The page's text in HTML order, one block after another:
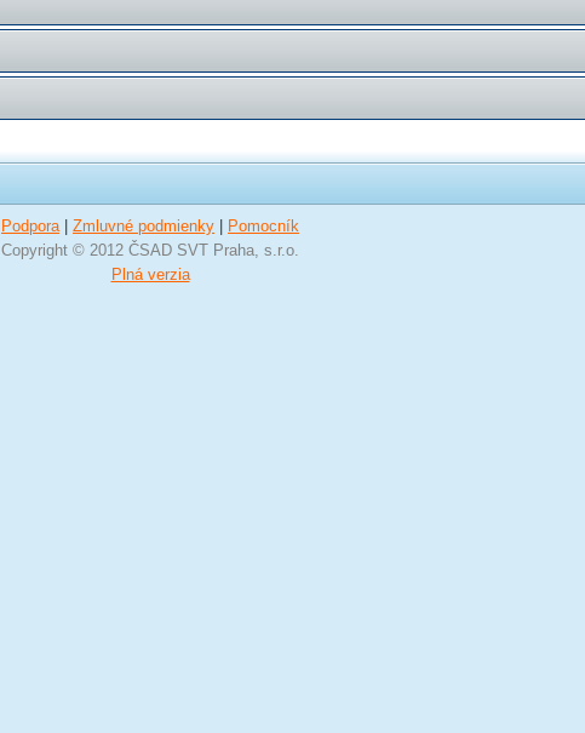
Podpora| Zmluvné podmienky
Pomocník
Copyright © 2012 ČSAD SVT Praha, s.r.o.
Plná verzia